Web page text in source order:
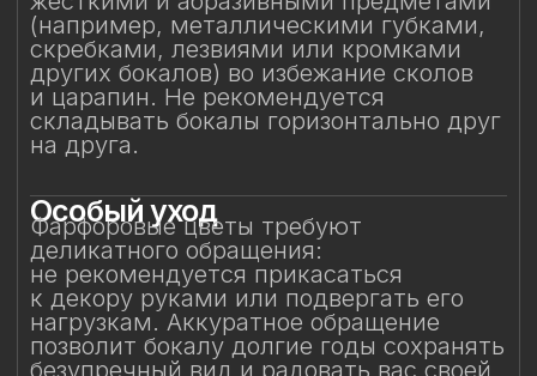
и может использоваться по прямому
назначению.
Особое внимание к
фарфоровому элементу
Фарфоровый цветок — результат
ручной работы, требующий
исключительно деликатного
к фарфоровому элементу
и не подвергайте механическим
воздействиям. Бережное отношение
к изделию позволит на долгие годы
сохранить его красоту и изысканность,
позволяя белому вину раскрывать свой
характер мягко, светло и полно — как
оно того заслуживает.